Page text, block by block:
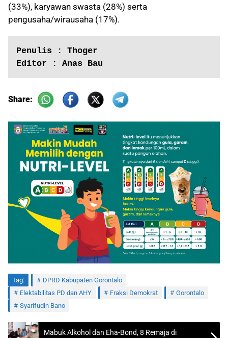
(33%), karyawan swasta (28%) serta
pengusaha/wirausaha (17%).
Penulis : Thoger
Editor : Anas Bau
Share:
Tag:
DPRD Kabupaten Gorontalo
Elektabilitas PD dan AHY
Fraksi Demokrat
Gorontalo
Syarifudin Bano
Mabuk Alkohol dan Eha-Bond, 8 Remaja di